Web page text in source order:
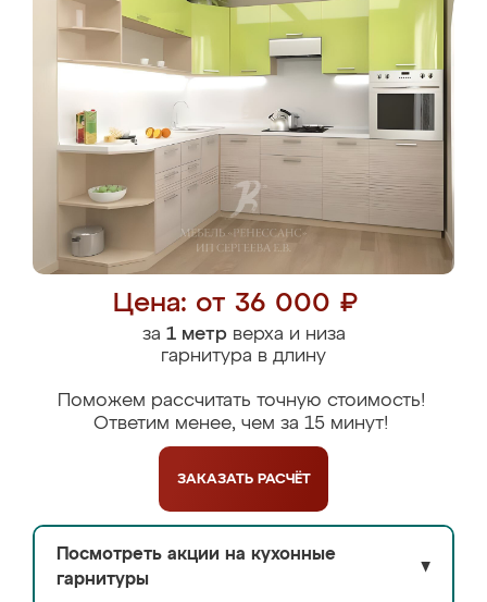
Цена: от 36 000 ₽
за 1 метрверха и низа
гарнитура в длину
Поможем рассчитать точную стоимость!
Ответим менее, чем за 15 минут!
ЗАКАЗАТЬ РАСЧЁТ
Посмотреть акции на кухонные
гарнитуры
▼